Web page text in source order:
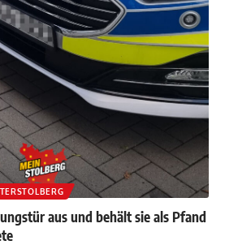
aus und behält sie als Pfand